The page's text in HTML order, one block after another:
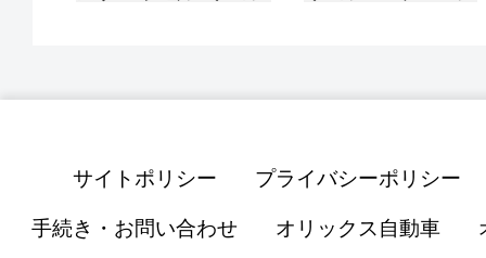
サイトポリシー プライバシーポリシー
手続き・お問い合わせ オリックス自動車